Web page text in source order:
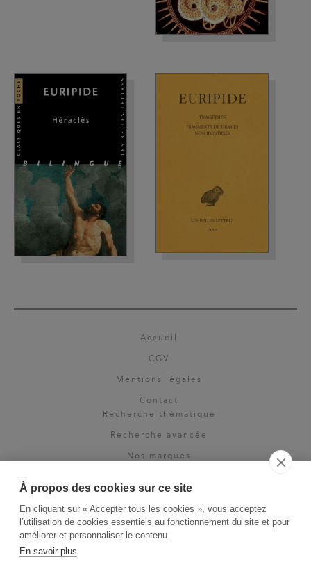
À propos des cookies sur ce site
En cliquant sur « Accepter tous les cookies », vous acceptez
l’utilisation de cookies essentiels au fonctionnement du site et pour
améliorer et personnaliser le contenu.
En savoir plus
Accueil
CGV
Mentions légales
Contact
Recherche thématique
Recherche avancée
Nos marques
Espace pro
Newsletter
La Vie des Classiques